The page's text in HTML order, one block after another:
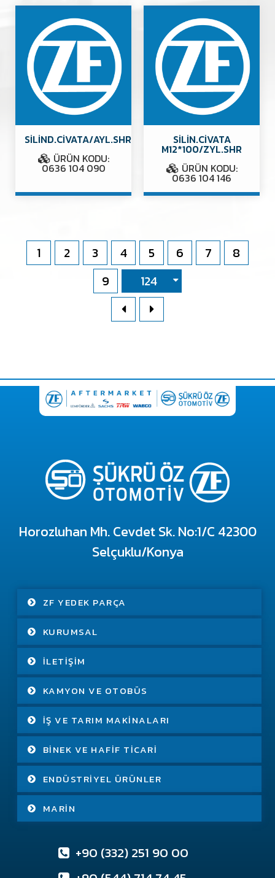
SİLİND.CİVATA/AYL.SHR
ÜRÜN KODU:
0636 104 090
SİLİN.CİVATA
M12*100/ZYL.SHR
ÜRÜN KODU:
0636 104 146
1 2 3 4 5 6 7
8
9
124
Horozluhan Mh. Cevdet Sk. No:1/C 42300
Selçuklu/Konya
ZF YEDEK PARÇA
KURUMSAL
İLETIŞIM
KAMYON VE OTOBÜS
İŞ VE TARIM MAKINALARI
BINEK VE HAFIF TICARI
ENDÜSTRIYEL ÜRÜNLER
MARIN
+90 (332) 251 90 00